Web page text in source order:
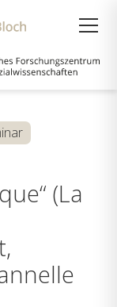
(La